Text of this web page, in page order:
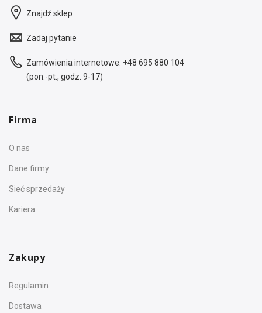
Znajdź sklep
Zadaj pytanie
Zamówienia internetowe: +48 695 880 104
(pon.-pt., godz. 9-17)
Firma
O nas
Dane firmy
Sieć sprzedaży
Kariera
Zakupy
Regulamin
Dostawa